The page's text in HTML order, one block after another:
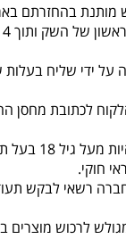
מותנת בהחזרתם
ותוך 14 ימים מיום קבלת
18 בעל תעודת
חוקי.
רשאי לבקש
לרכוש מוצרים